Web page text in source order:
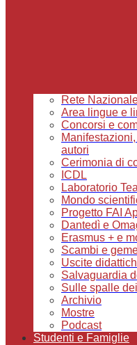
Rete
Area lingue e
Concorsi e
autori
Cerimonia di
ICDL
Laboratorio
Mondo
Progetto FAI
Dantedì e
Erasmus + e
Scambi e
Uscite
Salvaguardia
Sulle spalle
Archivio
Mostre
Podcast
Studenti e Famiglie